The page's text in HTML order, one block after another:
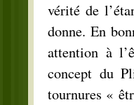
vérité de
donne. En
attention à
concept du
tournures «